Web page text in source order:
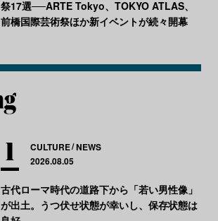
祭17選──ARTE Tokyo、TOKYO ATLAS、
前橋国際芸術祭ほか新イベントが続々開幕
CULTURE NEWS
2026.08.05
古代ローマ時代の道路下から「若い男性像」
が出土。うつ伏せ状態が幸いし、保存状態は